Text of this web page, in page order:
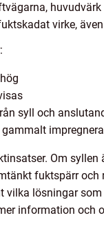
virke,
syll och
Om
fuktspärr
vilka lösningar
information och